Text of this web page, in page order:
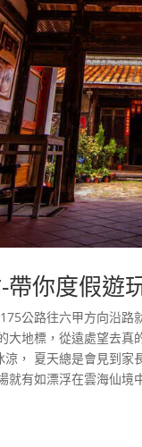
你度假遊
公路往六甲方向沿
大地標，從遠處望去
， 夏天總是會見到
就有如漂浮在雲海仙